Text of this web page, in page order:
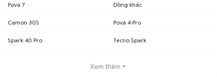
Pova 7 Dòng khác
Camon 30S Pova 4 Pro
Spark 40 Pro Tecno Spark
Xem thêm